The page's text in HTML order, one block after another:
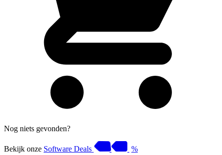
Nog niets gevonden?
Bekijk onze Software Deals %